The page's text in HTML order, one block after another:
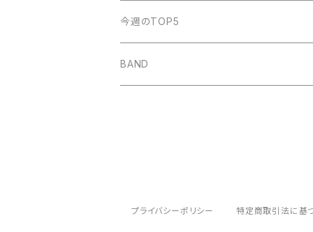
Some Life
May Forth
明日、照らす
i GO
THE CAMP
デモCD
Beat Light
Watashi
今週のTOP5
BAND
プライバシーポリシー 特定商取引法に基